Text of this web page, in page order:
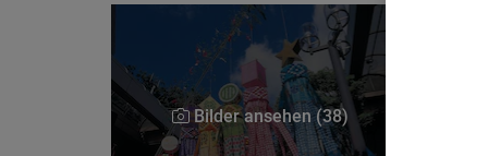
Bilder ansehen (38)